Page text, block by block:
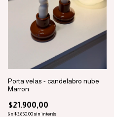
Porta velas - candelabro nube
Marron
$21.900,00
6x$3.650,00sin interés